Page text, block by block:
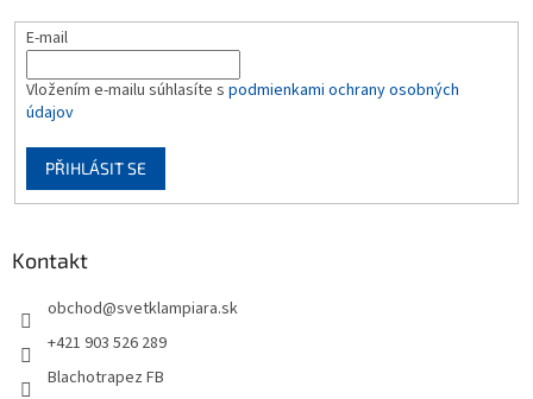
E-mail
Vložením e-mailu súhlasíte s podmienkami ochrany osobných
údajov
PŘIHLÁSIT SE
Kontakt
obchod@svetklampiara.sk
+421 903 526 289
Blachotrapez FB